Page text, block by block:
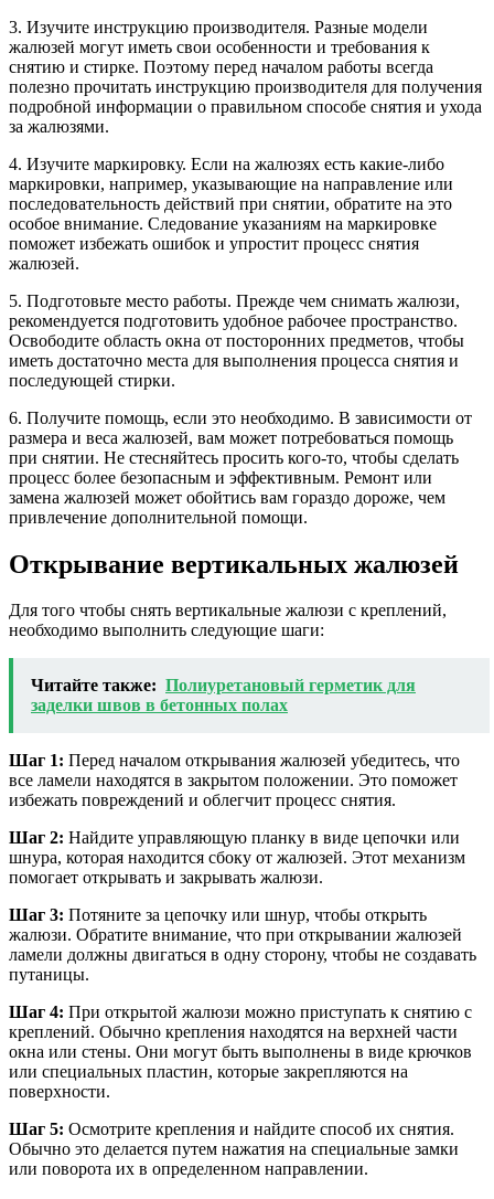
3. Изучите инструкцию производителя. Разные модели
жалюзей могут иметь свои особенности и требования к
снятию и стирке. Поэтому перед началом работы всегда
полезно прочитать инструкцию производителя для получения
подробной информации о правильном способе снятия и ухода
за жалюзями.
4. Изучите маркировку. Если на жалюзях есть какие-либо
маркировки, например, указывающие на направление или
последовательность действий при снятии, обратите на это
особое внимание. Следование указаниям на маркировке
поможет избежать ошибок и упростит процесс снятия
жалюзей.
5. Подготовьте место работы. Прежде чем снимать жалюзи,
рекомендуется подготовить удобное рабочее пространство.
Освободите область окна от посторонних предметов, чтобы
иметь достаточно места для выполнения процесса снятия и
последующей стирки.
6. Получите помощь, если это необходимо. В зависимости от
размера и веса жалюзей, вам может потребоваться помощь
при снятии. Не стесняйтесь просить кого-то, чтобы сделать
процесс более безопасным и эффективным. Ремонт или
замена жалюзей может обойтись вам гораздо дороже, чем
привлечение дополнительной помощи.
Открывание вертикальных жалюзей
Для того чтобы снять вертикальные жалюзи с креплений,
необходимо выполнить следующие шаги:
Читайте также: Полиуретановый герметик для
заделки швов в бетонных полах
Шаг 1: Перед началом открывания жалюзей убедитесь, что
все ламели находятся в закрытом положении. Это поможет
избежать повреждений и облегчит процесс снятия.
Шаг 2: Найдите управляющую планку в виде цепочки или
шнура, которая находится сбоку от жалюзей. Этот механизм
помогает открывать и закрывать жалюзи.
Шаг 3: Потяните за цепочку или шнур, чтобы открыть
жалюзи. Обратите внимание, что при открывании жалюзей
ламели должны двигаться в одну сторону, чтобы не создавать
путаницы.
Шаг 4: При открытой жалюзи можно приступать к снятию с
креплений. Обычно крепления находятся на верхней части
окна или стены. Они могут быть выполнены в виде крючков
или специальных пластин, которые закрепляются на
поверхности.
Шаг 5: Осмотрите крепления и найдите способ их снятия.
Обычно это делается путем нажатия на специальные замки
или поворота их в определенном направлении.